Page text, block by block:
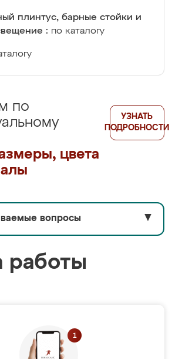
плинтус, барные стойки и
: по каталогу
по
цвета
УЗНАТЬ
ПОДРОБНОСТИ
вопросы ▼
работы